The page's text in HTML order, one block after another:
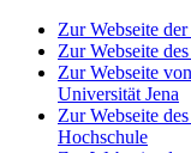
Zur Webseite
Zur Webseite
Zur Webseite
Universität Jena
Zur Webseite
Hochschule